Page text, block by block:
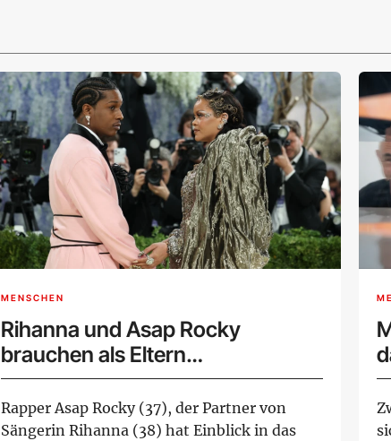
MENSCHEN
Rihanna und Asap Rocky
brauchen als Eltern
Unterstützung
Rapper Asap Rocky (37), der Partner von
Sängerin Rihanna (38) hat Einblick in das